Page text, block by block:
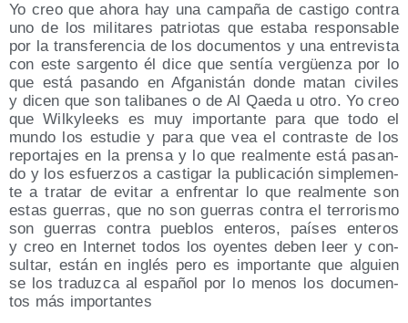
Yo creo que aho­ra hay una cam­pa­ña de cas­ti­go con­tra
uno de los mili­ta­res patrio­tas que esta­ba res­pon­sa­ble
por la trans­fe­ren­cia de los docu­men­tos y una entre­vis­ta
con este sar­gen­to él dice que sen­tía ver­güen­za por lo
que está pasan­do en Afga­nis­tán don­de matan civi­les
y dicen que son tali­ba­nes o de Al Qae­da u otro. Yo creo
que Wilky­leeks es muy impor­tan­te para que todo el
mun­do los estu­die y para que vea el con­tras­te de los
repor­ta­jes en la pren­sa y lo que real­men­te está pasan­
do y los esfuer­zos a cas­ti­gar la publi­ca­ción sim­ple­men­
te a tra­tar de evi­tar a enfren­tar lo que real­men­te son
estas gue­rras, que no son gue­rras con­tra el terro­ris­mo
son gue­rras con­tra pue­blos ente­ros, paí­ses ente­ros
y creo en Inter­net todos los oyen­tes deben leer y con­
sul­tar, están en inglés pero es impor­tan­te que alguien
se los tra­duz­ca al espa­ñol por lo menos los docu­men­
tos más importantes